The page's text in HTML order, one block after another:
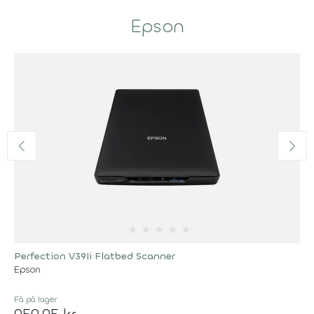
Epson
Perfection V39Ii Flatbed Scanner
Epson
Få på lager